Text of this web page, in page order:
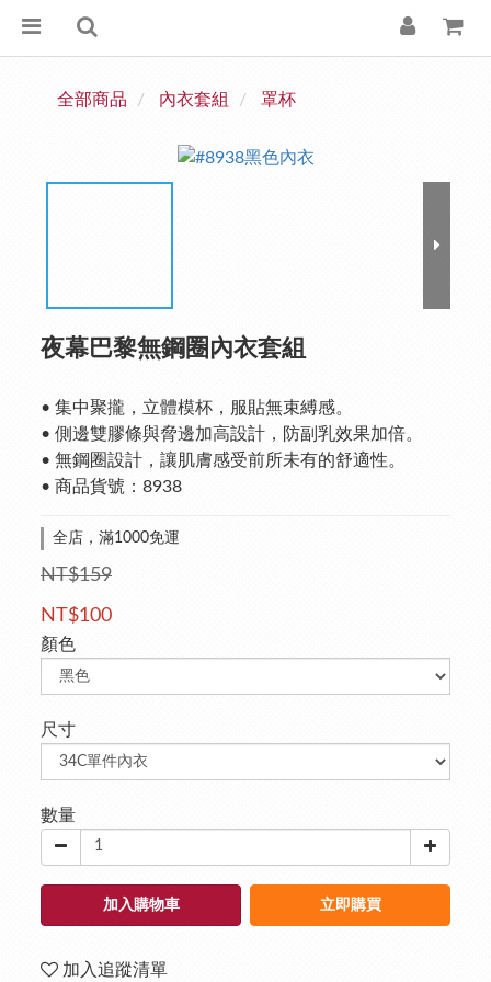
全部商品 內衣套組 罩杯
夜幕巴黎無鋼圈內衣套組
• 集中聚攏，立體模杯，服貼無束縛感。
• 側邊雙膠條與脅邊加高設計，防副乳效果加倍。
• 無鋼圈設計，讓肌膚感受前所未有的舒適性。
• 商品貨號：8938
全店，滿1000免運
NT$159
NT$100
顏色
尺寸
數量
加入購物車 立即購買
加入追蹤清單